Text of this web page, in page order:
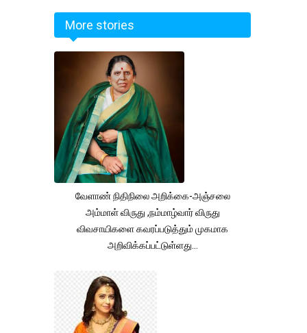
More stories
வேளாண் நிதிநிலை அறிக்கை-அஞ்சலை
அம்மாள் விருது ,நம்மாழ்வார் விருது
விவசாயிகளை கவரப்படுத்தும் முகமாக
அறிவிக்கப்பட்டுள்ளது...